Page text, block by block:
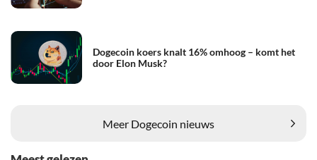
Dogecoin koers knalt 16% omhoog – komt het
door Elon Musk?
Meer Dogecoin nieuws